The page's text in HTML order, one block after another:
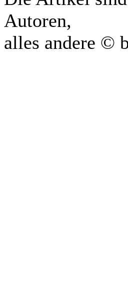
Autoren,
alles andere ©